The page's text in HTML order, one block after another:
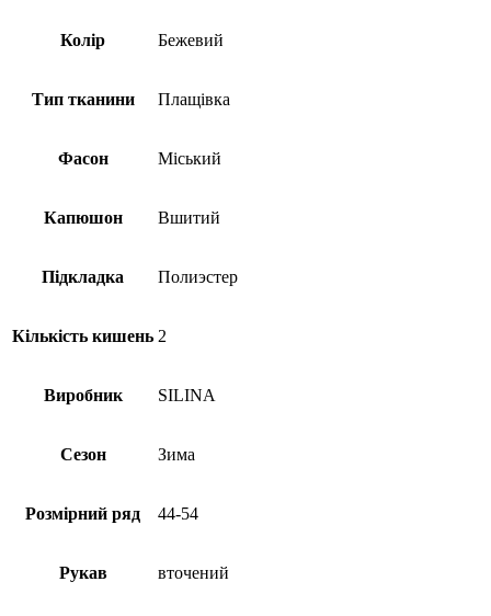
Колір Бежевий
Тип тканини Плащівка
Фасон Міський
Капюшон Вшитий
Підкладка Полиэстер
Кількість кишень 2
Виробник SILINA
Сезон Зима
Розмірний ряд 44-54
Рукав вточений